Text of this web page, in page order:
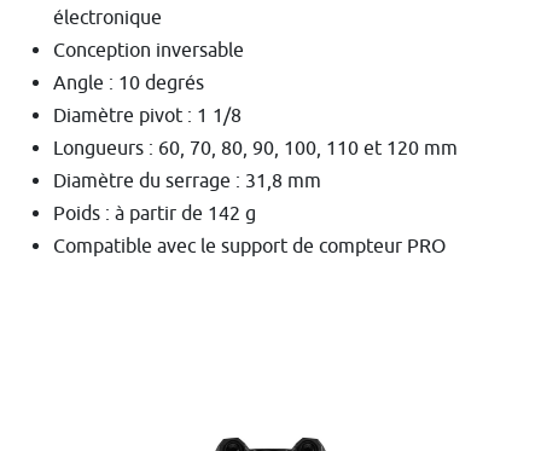
électronique
Conception inversable
Angle : 10 degrés
Diamètre pivot : 1 1/8
Longueurs : 60, 70, 80, 90, 100, 110 et 120 mm
Diamètre du serrage : 31,8 mm
Poids : à partir de 142 g
Compatible avec le support de compteur PRO